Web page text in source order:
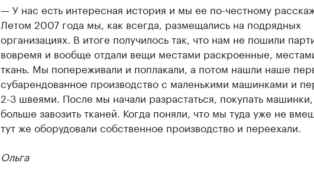
— У нас есть интересная история и мы ее по-честному
Летом 2007 года мы, как всегда, размещались на подрядных
организациях. В итоге получилось так, что нам не пошили
вовремя и вообще отдали вещи местами раскроенные,
ткань. Мы попереживали и поплакали, а потом нашли наше
субарендованное производство с маленькими машинками и
2-3 швеями. После мы начали разрастаться, покупать
больше завозить тканей. Когда поняли, что мы туда уже не
тут же оборудовали собственное производство и переехали.
Ольга